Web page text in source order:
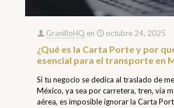
GranilloHQ en octubre 24, 2025
¿Qué es la Carta Porte y por
esencial para el transporte en
Si tu negocio se dedica al traslado de
México, ya sea por carretera, tren, vía
aérea, es imposible ignorar la Carta